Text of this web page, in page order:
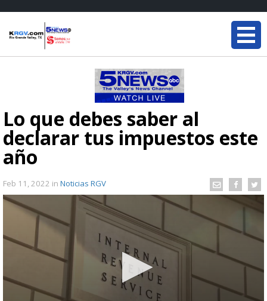
Lo que debes saber al
declarar tus impuestos este
año
Feb 11, 2022 in Noticias RGV